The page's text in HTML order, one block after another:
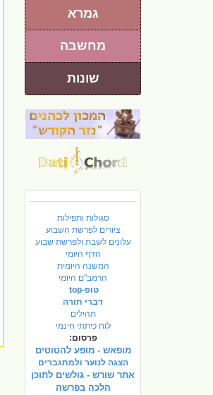
גמרא
מחשבה
שונות
סגולות ותפילות
ציורים לפרשת השבוע
עלונים לשבת ולפרשת שבוע
הדף היומי
המשנה היומית
הרמב"ם היומי
טופ-top
דברי תורה
תהילים
לוח כיתתי חינמי
פרסום:
מופאש - מופע להטוטים
הצגה לנוער ולמתגברים
אתר שורש - גולשים לתוכן
הלכה בפרשה